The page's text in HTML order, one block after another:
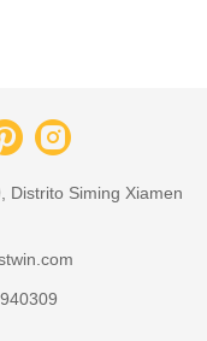
Distrito Siming Xiamen